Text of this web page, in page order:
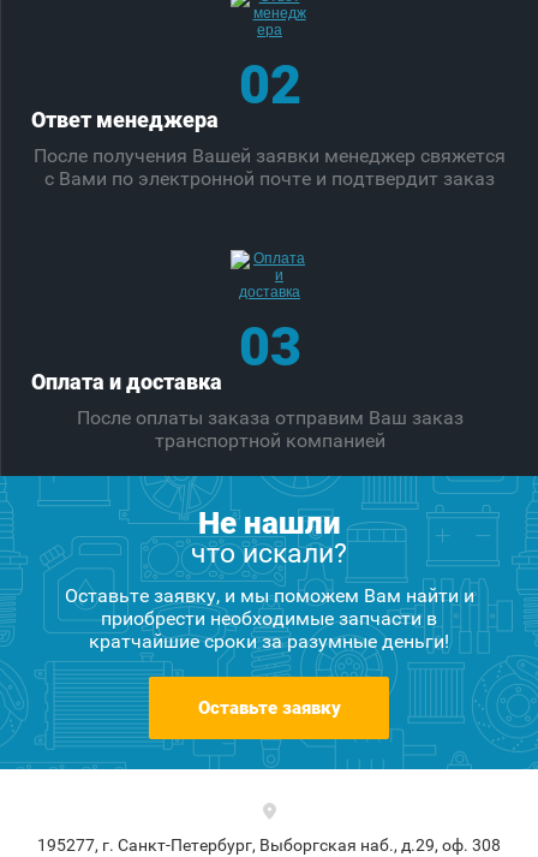
02
Ответ менеджера
После получения Вашей заявки менеджер свяжется
с Вами по электронной почте и подтвердит заказ
03
Оплата и доставка
После оплаты заказа отправим Ваш заказ
транспортной компанией
Не нашли
что искали?
Оставьте заявку, и мы поможем Вам найти и
приобрести необходимые запчасти в
кратчайшие сроки за разумные деньги!
Оставьте заявку
195277, г. Санкт-Петербург, Выборгская наб., д.29, оф. 308